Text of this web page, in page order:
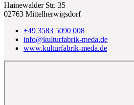
Hainewalder Str. 35
02763 Mittelherwigsdorf
+49 3583 5090 008
info@kulturfabrik-meda.de
www.kulturfabrik-meda.de